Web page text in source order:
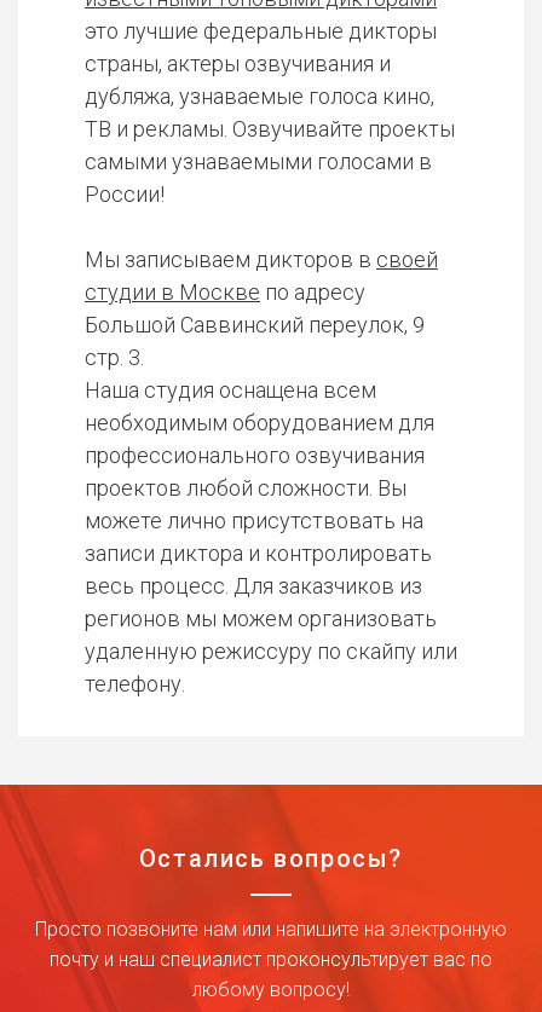
это лучшие федеральные дикторы
страны, актеры озвучивания и
дубляжа, узнаваемые голоса кино,
ТВ и рекламы. Озвучивайте проекты
самыми узнаваемыми голосами в
России!
Мы записываем дикторов в своей
студии в Москве по адресу
Большой Саввинский переулок, 9
стр. 3.
Наша студия оснащена всем
необходимым оборудованием для
профессионального озвучивания
проектов любой сложности. Вы
можете лично присутствовать на
записи диктора и контролировать
весь процесс. Для заказчиков из
регионов мы можем организовать
удаленную режиссуру по скайпу или
телефону.
Остались вопросы?
Просто позвоните нам или напишите на электронную
почту и наш специалист проконсультирует вас по
любому вопросу!